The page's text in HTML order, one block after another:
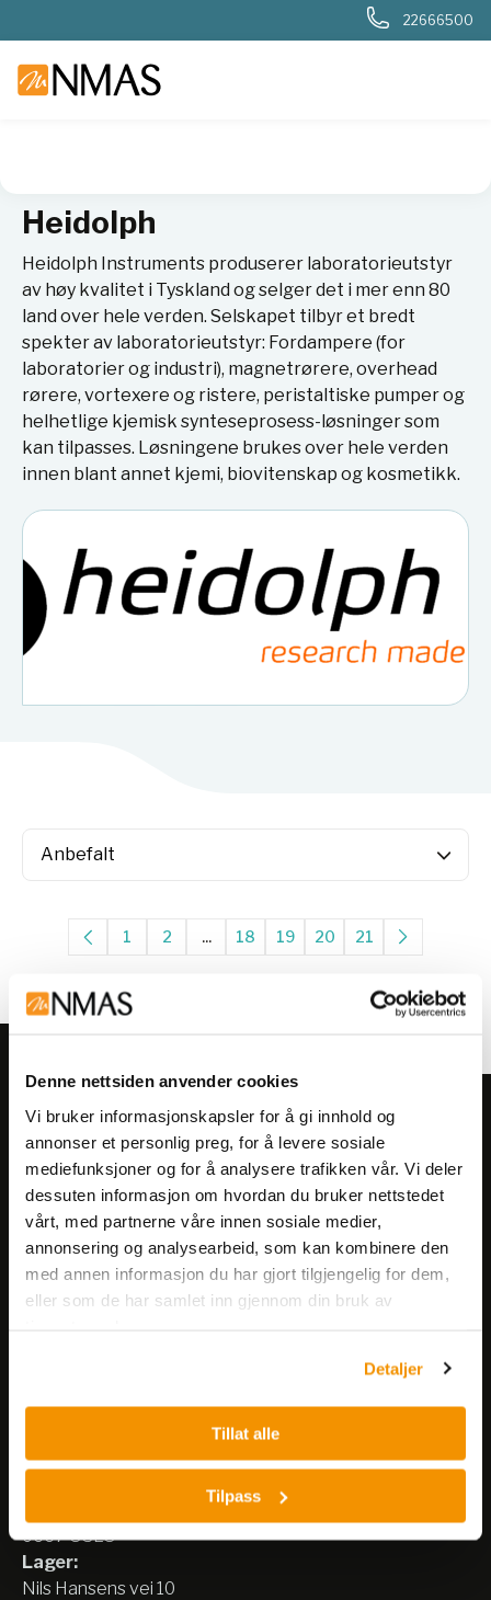
Denne nettsiden anvender cookies
Vi bruker informasjonskapsler for å gi innhold og
annonser et personlig preg, for å levere sosiale
mediefunksjoner og for å analysere trafikken vår. Vi deler
dessuten informasjon om hvordan du bruker nettstedet
vårt, med partnerne våre innen sosiale medier,
annonsering og analysearbeid, som kan kombinere den
med annen informasjon du har gjort tilgjengelig for dem,
eller som de har samlet inn gjennom din bruk av
Detaljer
Tillat alle
Tilpass
22666500
Heidolph
Heidolph Instruments produserer laboratorieutstyr
av høy kvalitet i Tyskland og selger det i mer enn 80
land over hele verden. Selskapet tilbyr et bredt
spekter av laboratorieutstyr: Fordampere (for
laboratorier og industri), magnetrørere, overhead
rørere, vortexere og ristere, peristaltiske pumper og
helhetlige kjemisk synteseprosess-løsninger som
kan tilpasses. Løsningene brukes over hele verden
innen blant annet kjemi, biovitenskap og kosmetikk.
1 2 ... 18 19 20 21
Meld deg på vårt nyhetsbrev!
Få informasjon om produkter,
arrangementer og kampanjer.
Meld på nyhetsbrev
0667 OSLO
Lager:
Nils Hansens vei 10